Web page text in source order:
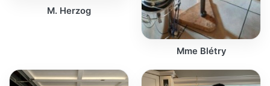
M. Herzog
Mme Blétry